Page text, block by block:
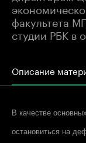
факультета
студии РБК в
Описание
В качестве
остановиться на